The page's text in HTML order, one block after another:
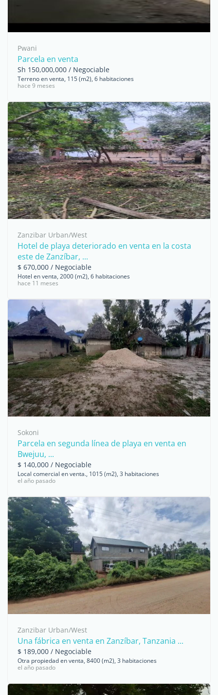
Pwani
Parcela en venta
Sh 150,000,000 / Negociable
Terreno en venta, 115 (m2), 6 habitaciones
hace 9 meses
Zanzibar Urban/West
Hotel de playa deteriorado en venta en la costa
este de Zanzíbar, ...
$ 670,000 / Negociable
Hotel en venta, 2000 (m2), 6 habitaciones
hace 11 meses
Sokoni
Parcela en segunda línea de playa en venta en
Bwejuu, ...
$ 140,000 / Negociable
Local comercial en venta., 1015 (m2), 3 habitaciones
el año pasado
Zanzibar Urban/West
Una fábrica en venta en Zanzíbar, Tanzania ...
$ 189,000 / Negociable
Otra propiedad en venta, 8400 (m2), 3 habitaciones
el año pasado